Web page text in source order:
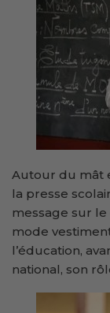
Autour du mât
la presse
message sur
mode
l’éducation,
national, son